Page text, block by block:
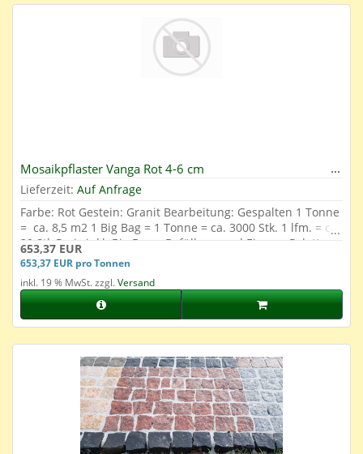
Mosaikpflaster Vanga Rot 4-6 cm
Lieferzeit: Auf Anfrage
Farbe: Rot Gestein: Granit Bearbeitung: Gespalten 1 Tonne
= ca. 8,5 m2 1 Big Bag = 1 Tonne = ca. 3000 Stk. 1 lfm. = ca.
20 Stk Preis inkl. Big Bag + Befüllung und Einweg-Palette
653,37 EUR
653,37 EUR pro Tonnen
inkl. 19 % MwSt. zzgl.Versand